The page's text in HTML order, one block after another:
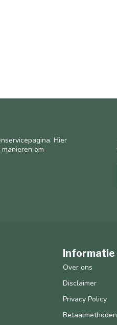
Hier
om
Informatie
Over ons
Disclaimer
Privacy Policy
Betaalmethoden